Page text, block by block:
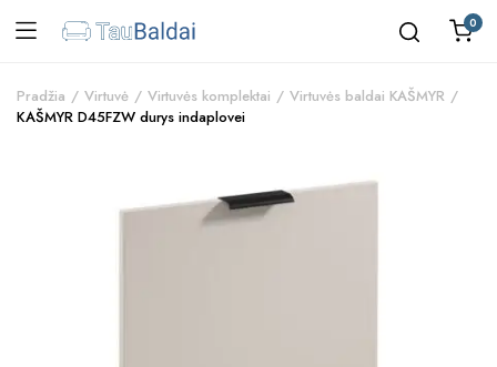
0
Pradžia Virtuvė Virtuvės komplektai
Virtuvės baldai KAŠMYR
KAŠMYR D45FZW durys indaplovei